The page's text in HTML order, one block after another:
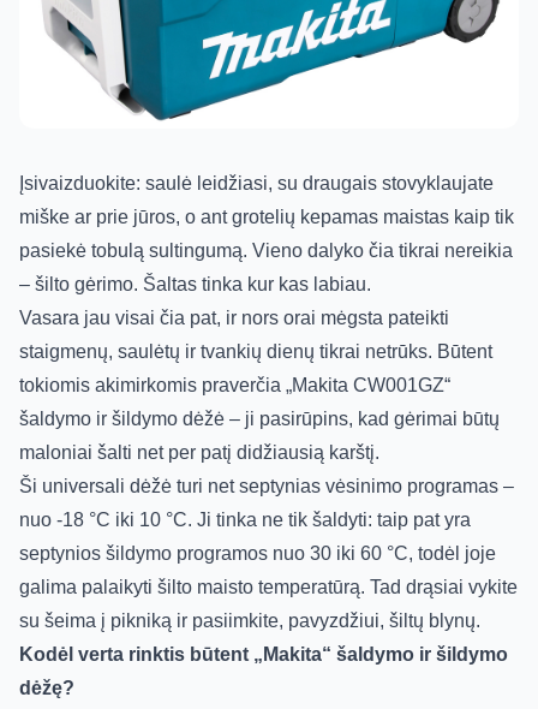
Įsivaizduokite: saulė leidžiasi, su draugais stovyklaujate
miške ar prie jūros, o ant grotelių kepamas maistas kaip tik
pasiekė tobulą sultingumą. Vieno dalyko čia tikrai nereikia
– šilto gėrimo. Šaltas tinka kur kas labiau.
Vasara jau visai čia pat, ir nors orai mėgsta pateikti
staigmenų, saulėtų ir tvankių dienų tikrai netrūks. Būtent
tokiomis akimirkomis praverčia „Makita CW001GZ“
šaldymo ir šildymo dėžė – ji pasirūpins, kad gėrimai būtų
maloniai šalti net per patį didžiausią karštį.
Ši universali dėžė turi net septynias vėsinimo programas –
nuo -18 °C iki 10 °C. Ji tinka ne tik šaldyti: taip pat yra
septynios šildymo programos nuo 30 iki 60 °C, todėl joje
galima palaikyti šilto maisto temperatūrą. Tad drąsiai vykite
su šeima į pikniką ir pasiimkite, pavyzdžiui, šiltų blynų.
Kodėl verta rinktis būtent „Makita“ šaldymo ir šildymo
dėžę?